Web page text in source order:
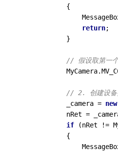
            {
return;
            }
// 假设取第一
// 2. 创建设备
            _camera =
new
nRet =
if (nRet !=
            {